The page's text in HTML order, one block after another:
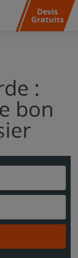
Devis
Gratuits
:
bon